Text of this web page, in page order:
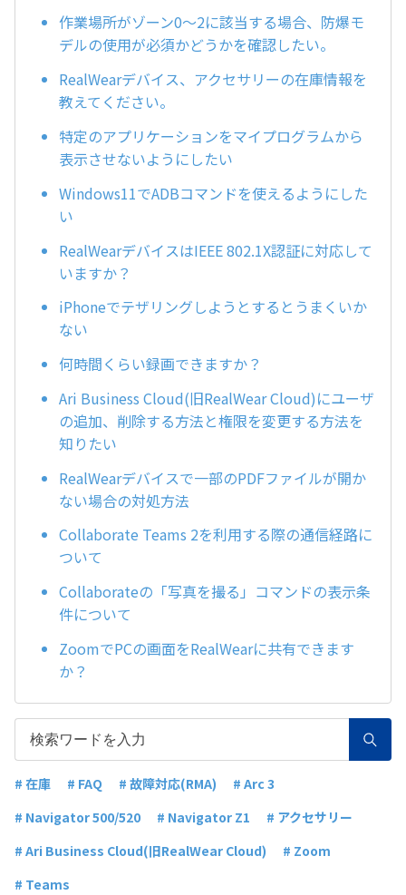
作業場所がゾーン0～2に該当する場合、防爆モ
デルの使用が必須かどうかを確認したい。
RealWearデバイス、アクセサリーの在庫情報を
教えてください。
特定のアプリケーションをマイプログラムから
表示させないようにしたい
Windows11でADBコマンドを使えるようにした
い
RealWearデバイスはIEEE 802.1X認証に対応して
いますか？
iPhoneでテザリングしようとするとうまくいか
ない
何時間くらい録画できますか？
Ari Business Cloud(旧RealWear Cloud)にユーザ
の追加、削除する方法と権限を変更する方法を
知りたい
RealWearデバイスで一部のPDFファイルが開か
ない場合の対処方法
Collaborate Teams 2を利用する際の通信経路に
ついて
Collaborateの「写真を撮る」コマンドの表示条
件について
ZoomでPCの画面をRealWearに共有できます
か？
# 在庫 # FAQ # 故障対応(RMA)
# Arc 3
# Navigator 500/520
# Navigator Z1
# アクセサリー
# Ari Business Cloud(旧RealWear Cloud)
# Zoom
# Teams